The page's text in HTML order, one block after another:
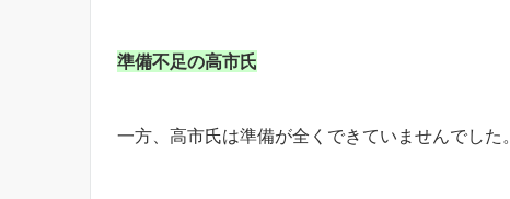
準備不足の高市氏
一方、高市氏は準備が全くできていませんでした。